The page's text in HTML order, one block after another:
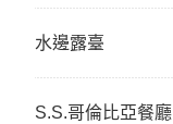
水邊露臺
S.S.哥倫比亞餐廳